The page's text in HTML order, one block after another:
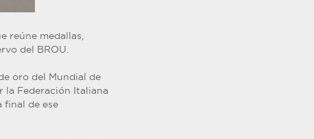
reúne medallas,
del BROU.
oro del Mundial de
la Federación Italiana
final de ese